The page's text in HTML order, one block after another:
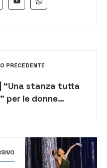
PRECEDENTE
“Una stanza tutta
per le donne